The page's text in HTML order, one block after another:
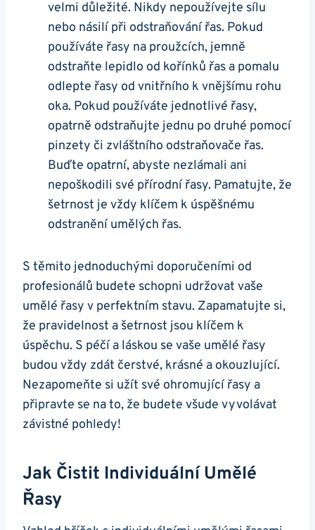
velmi důležité. Nikdy nepoužívejte sílu
nebo násilí při odstraňování řas. Pokud
používáte řasy na proužcích, jemně
odstraňte lepidlo od kořínků řas a pomalu
odlepte řasy od vnitřního k vnějšímu rohu
oka. Pokud používáte jednotlivé řasy,
opatrně odstraňujte jednu po druhé pomocí
pinzety či zvláštního odstraňovače řas.
Buďte opatrní, abyste nezlámali ani
nepoškodili své přírodní řasy. Pamatujte, že
šetrnost je vždy klíčem k úspěšnému
odstranění umělých řas.
S těmito jednoduchými doporučeními od
profesionálů budete schopni udržovat vaše
umělé řasy v perfektním stavu. Zapamatujte si,
že pravidelnost a šetrnost jsou klíčem k
úspěchu. S péčí a láskou se vaše umělé řasy
budou vždy zdát čerstvé, krásné a okouzlující.
Nezapomeňte si užít své ohromující řasy a
připravte se na to, že budete všude vyvolávat
závistné pohledy!
Jak Čistit Individuální Umělé
Řasy